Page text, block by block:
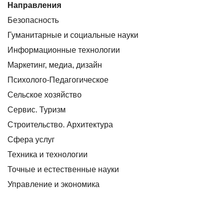
Направления
Безопасность
Гуманитарные и социальные науки
Информационные технологии
Маркетинг, медиа, дизайн
Психолого-Педагогическое
Сельское хозяйство
Сервис. Туризм
Строительство. Архитектура
Сфера услуг
Техника и технологии
Точные и естественные науки
Управление и экономика